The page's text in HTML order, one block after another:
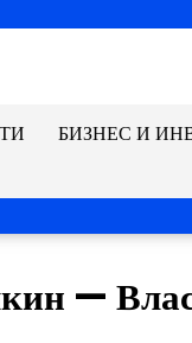
БИЗНЕС И
—